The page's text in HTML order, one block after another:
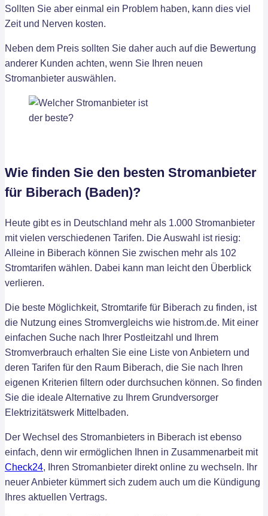
Sollten Sie aber einmal ein Problem haben, kann dies viel
Zeit und Nerven kosten.
Neben dem Preis sollten Sie daher auch auf die Bewertung
anderer Kunden achten, wenn Sie Ihren neuen
Stromanbieter auswählen.
Wie finden Sie den besten Stromanbieter
für Biberach (Baden)?
Heute gibt es in Deutschland mehr als 1.000 Stromanbieter
mit vielen verschiedenen Tarifen. Die Auswahl ist riesig:
Alleine in Biberach können Sie zwischen mehr als 102
Stromtarifen wählen. Dabei kann man leicht den Überblick
verlieren.
Die beste Möglichkeit, Stromtarife für Biberach zu finden, ist
die Nutzung eines Stromvergleichs wie histrom.de. Mit einer
einfachen Suche nach Ihrer Postleitzahl und Ihrem
Stromverbrauch erhalten Sie eine Liste von Anbietern und
deren Tarifen für den Raum Biberach, die Sie nach Ihren
eigenen Kriterien filtern oder durchsuchen können. So finden
Sie die ideale Alternative zu Ihrem Grundversorger
Elektrizitätswerk Mittelbaden.
Der Wechsel des Stromanbieters in Biberach ist ebenso
einfach, denn wir ermöglichen Ihnen in Zusammenarbeit mit
Check24, Ihren Stromanbieter direkt online zu wechseln. Ihr
neuer Anbieter kümmert sich zudem auch um die Kündigung
Ihres aktuellen Vertrags.